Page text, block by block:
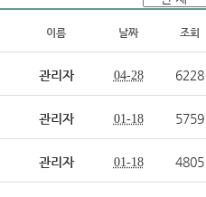
이름 날짜 조회
관리자 04-28 6228
관리자 01-18 5759
관리자 01-18 4805